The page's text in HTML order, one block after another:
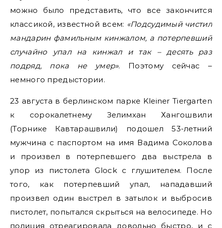
можно было представить, что все закончится
классикой, известной всем: «Подсудимый чистил
мандарин фамильным кинжалом, а потерпевший
случайно упал на кинжал и так – десять раз
подряд, пока не умер». Поэтому сейчас –
немного предыстории.
23 августа в берлинском парке Kleiner Tiergarten
к сорокалетнему Зелимхан Хангошвили
(Торнике Кавтарашвили) подошел 53-летний
мужчина с паспортом на имя Вадима Соколова
и произвел в потерпевшего два выстрела в
упор из пистолета Glock с глушителем. После
того, как потерпевший упал, нападавший
произвел один выстрел в затылок и выбросив
пистолет, попытался скрыться на велосипеде. Но
полиция отреагировала довольно быстро, и с